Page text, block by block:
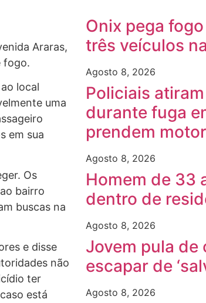
Araras,
fogo.
local
uma
em sua
Os
bairro
buscas na
e disse
não
ter
está
Onix pega
três veículos
Agosto 8, 2026
Policiais
durante fuga
prendem
Agosto 8, 2026
Homem de 33
dentro de
Agosto 8, 2026
Jovem pula de
escapar de
Agosto 8, 2026